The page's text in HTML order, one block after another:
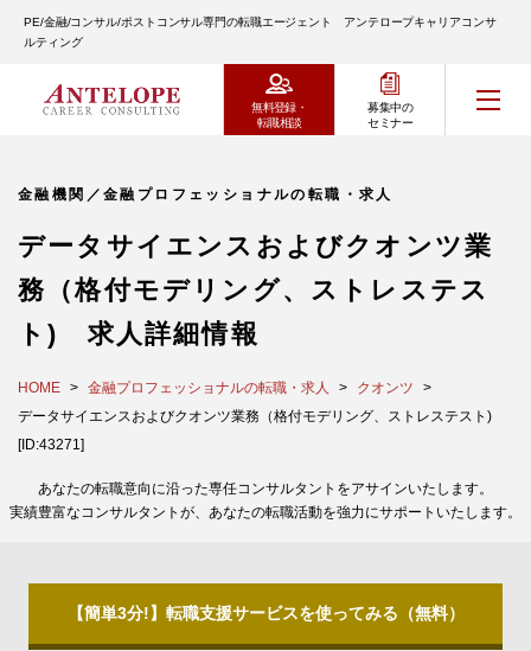
PE/金融/コンサル/ポストコンサル専門の転職エージェント アンテロープキャリアコンサ
ルティング
無料登録・
転職相談
募集中の
セミナー
金融機関／金融プロフェッショナルの転職・求人
データサイエンスおよびクオンツ業
務（格付モデリング、ストレステス
ト) 求人詳細情報
HOME 金融プロフェッショナルの転職・求人
クオンツ
データサイエンスおよびクオンツ業務（格付モデリング、ストレステスト)
[ID:43271]
あなたの転職意向に沿った専任コンサルタントをアサインいたします。
実績豊富なコンサルタントが、あなたの転職活動を強力にサポートいたします。
【簡単3分!】転職支援サービスを使ってみる（無料）